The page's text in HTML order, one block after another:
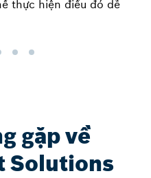
thực hiện điều đó dễ
gặp về
Solutions